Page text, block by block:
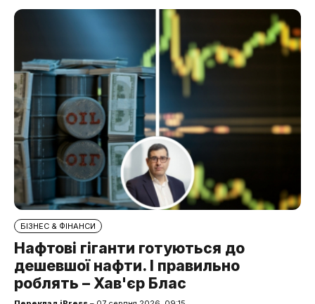
БІЗНЕС & ФІНАНСИ
Нафтові гіганти готуються до
дешевшої нафти. І правильно
роблять – Хав'єр Блас